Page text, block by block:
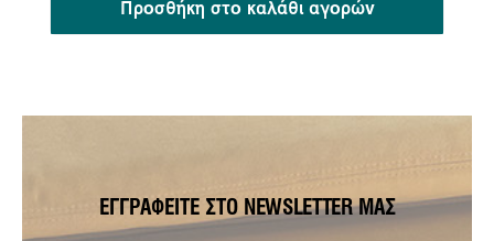
Προσθήκη στο καλάθι αγορών
ΕΓΓΡΑΦΕΊΤΕ ΣΤΟ NEWSLETTER ΜΑΣ